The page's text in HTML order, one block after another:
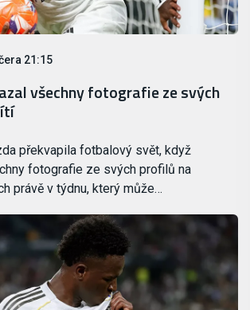
21:15
všechny fotografie ze svých
překvapila fotbalový svět, když
fotografie ze svých profilů na
právě v týdnu, který může…